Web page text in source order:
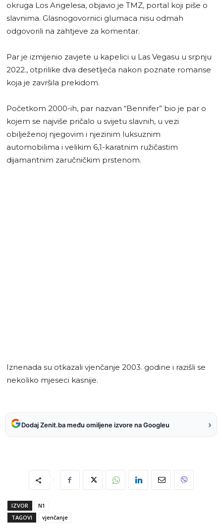
okruga Los Angelesa, objavio je TMZ, portal koji piše o
slavnima. Glasnogovornici glumaca nisu odmah
odgovorili na zahtjeve za komentar.
Par je izmijenio zavjete u kapelici u Las Vegasu u srpnju
2022., otprilike dva desetljeća nakon poznate romanse
koja je završila prekidom.
Početkom 2000-ih, par nazvan “Bennifer” bio je par o
kojem se najviše pričalo u svijetu slavnih, u vezi
obilježenoj njegovim i njezinim luksuznim
automobilima i velikim 6,1-karatnim ružičastim
dijamantnim zaručničkim prstenom.
Iznenada su otkazali vjenčanje 2003. godine i razišli se
nekoliko mjeseci kasnije.
Dodaj Zenit.ba među omiljene izvore na Googleu ›
IZVOR
N1
TAGOVI
vjenčanje